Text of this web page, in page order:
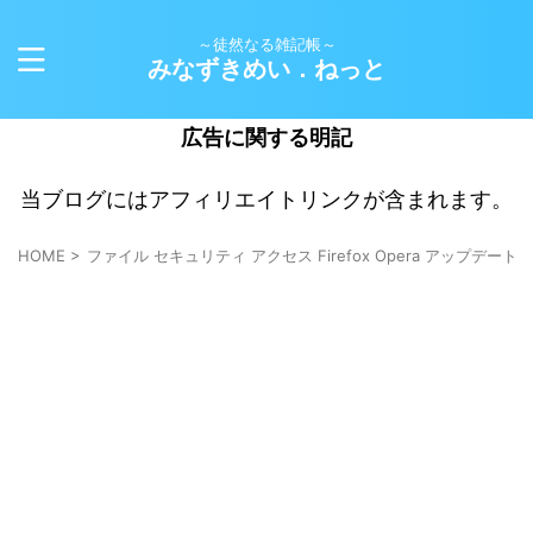
～徒然なる雑記帳～
みなずきめい．ねっと
広告に関する明記
当ブログにはアフィリエイトリンクが含まれます。
HOME > ファイル セキュリティ アクセス Firefox Opera アップデート